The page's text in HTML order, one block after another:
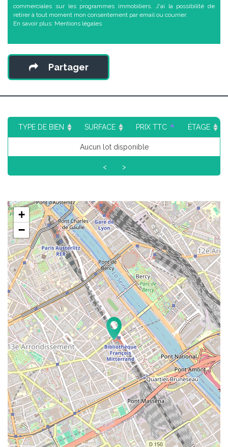
commerciales sur les programmes immobiliers. J'ai la possibilité de
retirer à tout moment mon consentement par email ou courrier.
En savoir plus: Mentions légales
Partager
TYPE DE BIEN SURFACE PRIX TTC ÉTAGE
Aucun lot disponible
< >
+
−